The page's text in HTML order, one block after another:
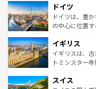
せる。地方に
ンテンツ一覧
で、幅広い魅
聖堂、美しい
から魅了する
いる。シャンパ
香り高いラベ
らに、パリ以
れる地方に足
ドイツ
ドイツは、豊
の中心に位置
顔を持つこの国
ルリンの文化
してライン川
は、お酒好きな人に
イギリス
イギリスは、
トミンスター
リアごとに異
スイス